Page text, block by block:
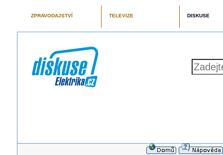
ZPRAVODAJSTVÍ TELEVIZE DISKUSE